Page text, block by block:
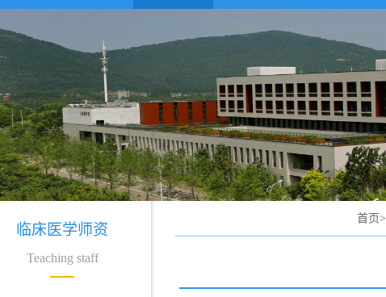
临床医学师资
Teaching staff
首页>